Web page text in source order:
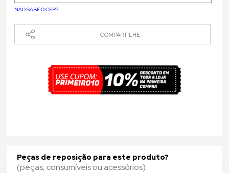
NÃO SABE O CEP?
COMPARTILHE
Peças de reposição para este produto?
(peças, consumíveis ou acessórios)